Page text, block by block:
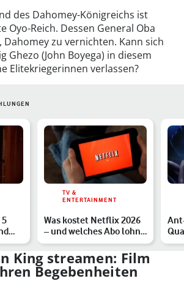
des Dahomey-Königreichs ist
Oyo-Reich. Dessen General Oba
zu vernichten. Kann sich
Ghezo (John Boyega) in diesem
Elitekriegerinnen verlassen?
TV &
ENTERTAINMENT
Was kostet Netflix 2026
– und welches Abo lohnt
sich?
–
King streamen: Film
Begebenheiten